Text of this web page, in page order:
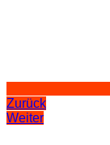
Zurück
Weiter